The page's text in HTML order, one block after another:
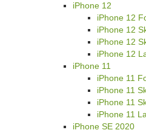
iPhone 12
iPhone 12
iPhone 12
iPhone 12
iPhone 12
iPhone 11
iPhone 11
iPhone 11
iPhone 11
iPhone 11
iPhone SE 2020